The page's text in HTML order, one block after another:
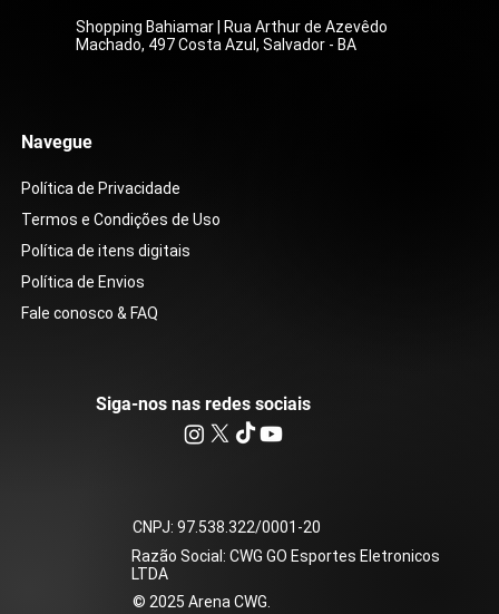
Shopping Bahiamar | Rua Arthur de Azevêdo
Machado, 497 Costa Azul, Salvador - BA
Navegue
Política de Privacidade
Termos e Condições de Uso
Política de itens digitais
Política de Envios
Fale conosco & FAQ
Siga-nos nas redes sociais
​CNPJ: 97.538.322/0001-20
Razão Social: CWG GO Esportes Eletronicos
LTDA
​© 2025 Arena CWG.